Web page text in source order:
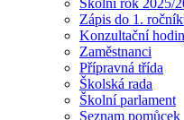
Školní rok 2025/
Zápis do 1.
Konzultační
Zaměstnanci
Přípravná třída
Školská rada
Školní parlament
Seznam pomůcek